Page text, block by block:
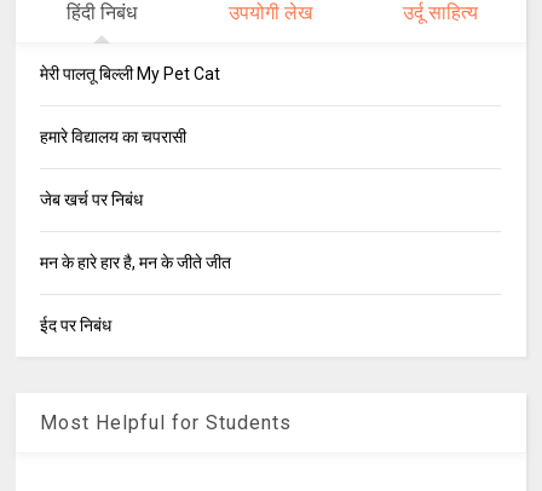
हिंदी निबंध उपयोगी लेख उर्दू साहित्य
मेरी पालतू बिल्ली My Pet Cat
हमारे विद्यालय का चपरासी
जेब खर्च पर निबंध
मन के हारे हार है, मन के जीते जीत
ईद पर निबंध
Most Helpful for Students